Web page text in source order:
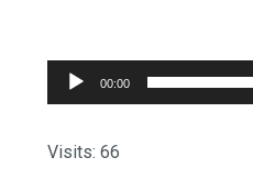
訊
00:00
Visits: 66